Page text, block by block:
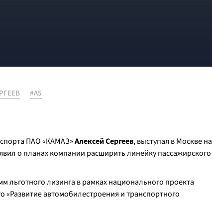
#А5
ПАО «КАМАЗ»Алексей Сергеев, выступая в Москве на
о планах компании расширить линейку пассажирского
льготного лизинга в рамках национального проекта
автомобилестроения и транспортного